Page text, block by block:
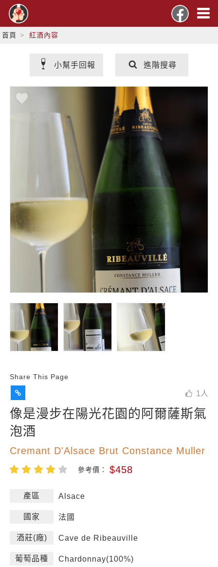
首頁 紅酒內容
小幫手回報 進階搜尋
Share This Page
1 人
像是漫步在陽光花園的阿爾薩斯氣
泡酒
Cremant D'Alsace Brut Constance Muller
參考價： $458
產區 Alsace
國家 法國
酒莊(廠) Cave de Ribeauville
葡萄品種 Chardonnay(100%)